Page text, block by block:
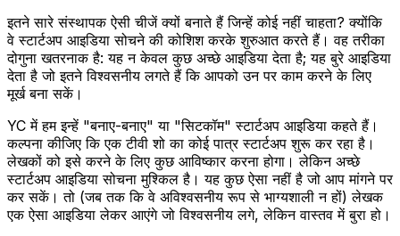
इतने सारे संस्थापक ऐसी चीजें क्यों बनाते हैं जिन्हें कोई नहीं चाहता? क्योंकि
वे स्टार्टअप आइडिया सोचने की कोशिश करके शुरुआत करते हैं। वह तरीका
दोगुना खतरनाक है: यह न केवल कुछ अच्छे आइडिया देता है; यह बुरे आइडिया
देता है जो इतने विश्वसनीय लगते हैं कि आपको उन पर काम करने के लिए
मूर्ख बना सकें।
YC में हम इन्हें "बनाए-बनाए" या "सिटकॉम" स्टार्टअप आइडिया कहते हैं।
कल्पना कीजिए कि एक टीवी शो का कोई पात्र स्टार्टअप शुरू कर रहा है।
लेखकों को इसे करने के लिए कुछ आविष्कार करना होगा। लेकिन अच्छे
स्टार्टअप आइडिया सोचना मुश्किल है। यह कुछ ऐसा नहीं है जो आप मांगने पर
कर सकें। तो (जब तक कि वे अविश्वसनीय रूप से भाग्यशाली न हों) लेखक
एक ऐसा आइडिया लेकर आएंगे जो विश्वसनीय लगे, लेकिन वास्तव में बुरा हो।